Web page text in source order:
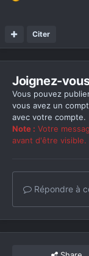
Citer
Joignez-
Vous pouvez
vous avez un
avec votre compte.
Note : Votre
avant d'être visible.
Répondre à